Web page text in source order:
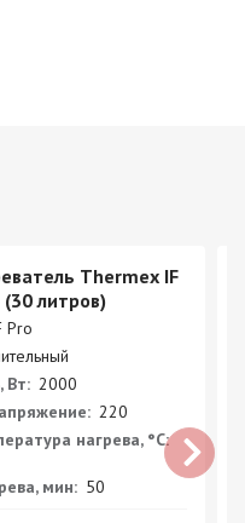
Thermex IF
литров)
Pro
Вт: 2000
220
нагрева, °С:
мин: 50